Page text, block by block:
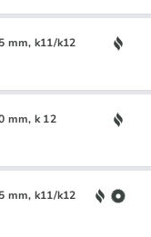
mm, k11/k12
mm, k 12
mm, k11/k12